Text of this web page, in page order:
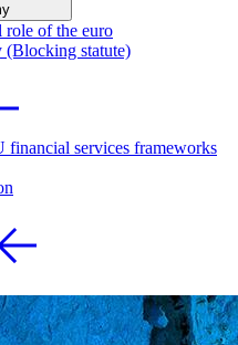
role of the euro
statute)
financial services frameworks